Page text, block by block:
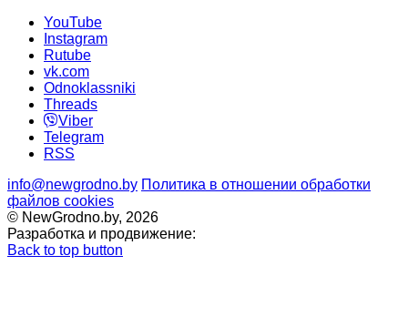
YouTube
Instagram
Rutube
vk.com
Odnoklassniki
Threads
Viber
Telegram
RSS
info@newgrodno.by Политика в отношении обработки
файлов cookies
© NewGrodno.by, 2026
Разработка и продвижение:
Back to top button